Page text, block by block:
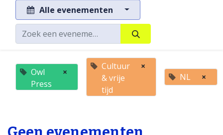
Alle evenementen
Owl
Press
×
Cultuur
& vrije
tijd
×
NL
×